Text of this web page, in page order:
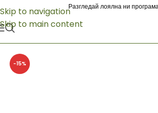
Skip to navigation
Skip to main content
Разгледай лоялна ни
-15%